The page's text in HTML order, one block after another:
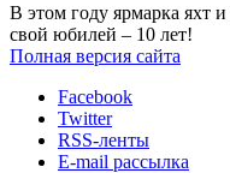
В этом году ярмарка
свой юбилей – 10 лет!
Полная версия сайта
Facebook
Twitter
RSS-ленты
E-mail рассылка